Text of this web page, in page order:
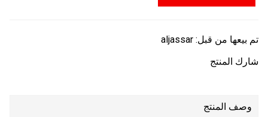
تم بيعها من قبل: aljassar
شارك المنتج
وصف المنتج